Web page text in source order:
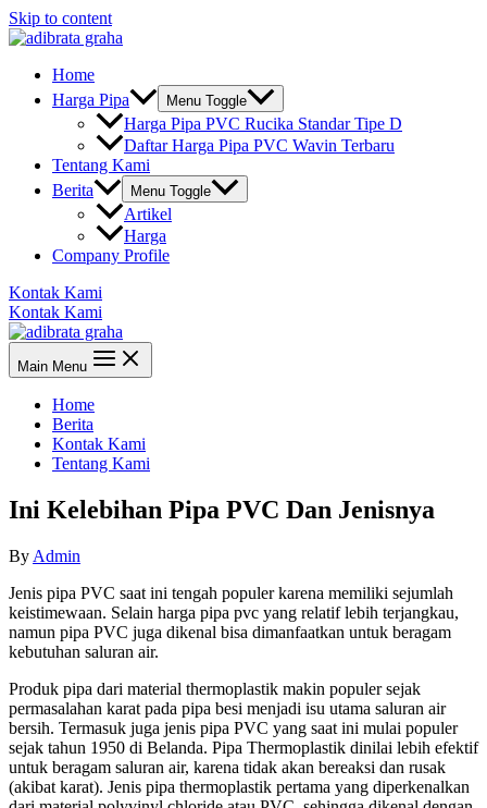
Skip to content
Home
Harga Pipa
Menu Toggle
Harga Pipa PVC Rucika Standar Tipe D
Daftar Harga Pipa PVC Wavin Terbaru
Tentang Kami
Berita
Menu Toggle
Artikel
Harga
Company Profile
Kontak Kami
Kontak Kami
Main Menu
Home
Berita
Kontak Kami
Tentang Kami
Ini Kelebihan Pipa PVC Dan Jenisnya
By Admin
Jenis pipa PVC saat ini tengah populer karena memiliki sejumlah
keistimewaan. Selain harga pipa pvc yang relatif lebih terjangkau,
namun pipa PVC juga dikenal bisa dimanfaatkan untuk beragam
kebutuhan saluran air.
Produk pipa dari material thermoplastik makin populer sejak
permasalahan karat pada pipa besi menjadi isu utama saluran air
bersih. Termasuk juga jenis pipa PVC yang saat ini mulai populer
sejak tahun 1950 di Belanda. Pipa Thermoplastik dinilai lebih efektif
untuk beragam saluran air, karena tidak akan bereaksi dan rusak
(akibat karat). Jenis pipa thermoplastik pertama yang diperkenalkan